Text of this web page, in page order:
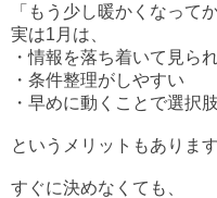
「もう少し暖かくなって
実は1月は、
・情報を落ち着いて見ら
・条件整理がしやすい
・早めに動くことで選択
というメリットもあります
すぐに決めなくても、